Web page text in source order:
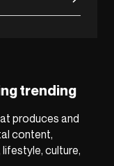
trending
produces and
content,
culture,